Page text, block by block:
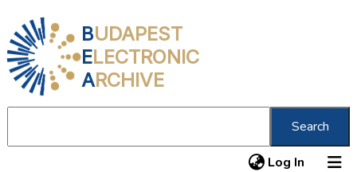
BUDAPEST
ELECTRONIC
ARCHIVE
Search
Log In (current)